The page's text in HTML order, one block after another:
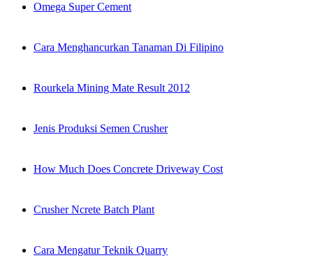
Omega Super Cement
Cara Menghancurkan Tanaman Di Filipino
Rourkela Mining Mate Result 2012
Jenis Produksi Semen Crusher
How Much Does Concrete Driveway Cost
Crusher Ncrete Batch Plant
Cara Mengatur Teknik Quarry